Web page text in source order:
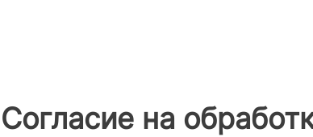
Согласие на